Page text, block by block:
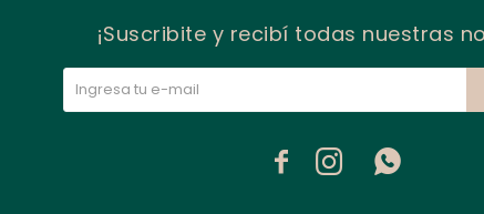
¡Suscribite y recibí todas nuestras
  